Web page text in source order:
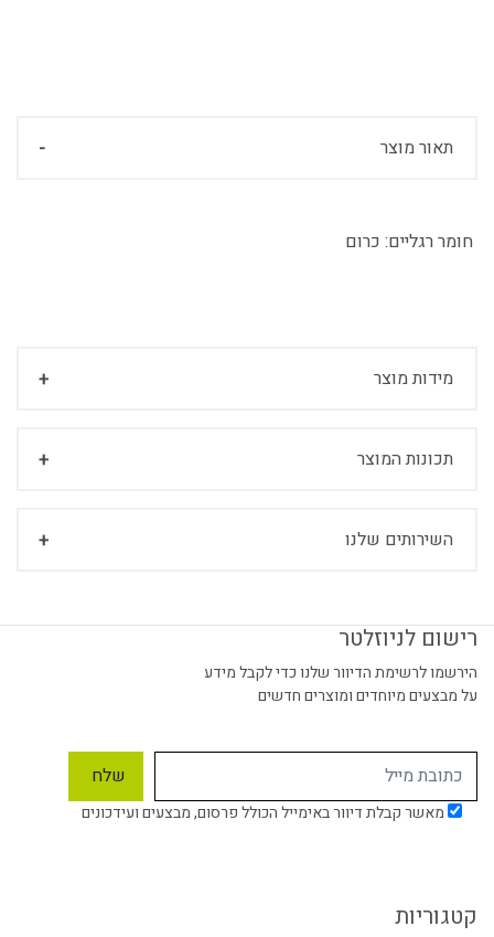
תאור מוצר
חומר רגליים: כרום
מידות מוצר
תכונות המוצר
השירותים שלנו
רישום לניוזלטר
הירשמו לרשימת הדיוור שלנו כדי לקבל מידע
על מבצעים מיוחדים ומוצרים חדשים
מאשר קבלת דיוור באימייל הכולל פרסום, מבצעים ועידכונים
קטגוריות